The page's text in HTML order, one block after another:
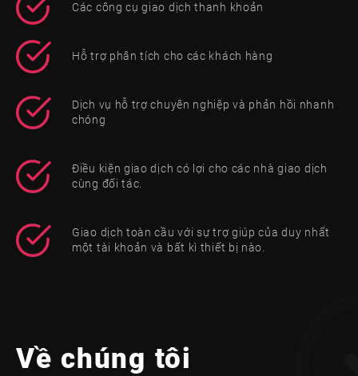
Các công cụ giao dịch thanh khoản
Hỗ trợ phân tích cho các khách hàng
Dịch vụ hỗ trợ chuyên nghiệp và phản hồi nhanh
chóng
Điều kiện giao dịch có lợi cho các nhà giao dịch
cùng đối tác.
Giao dịch toàn cầu với sự trợ giúp của duy nhất
một tài khoản và bất kì thiết bị nào.
Về chúng tôi